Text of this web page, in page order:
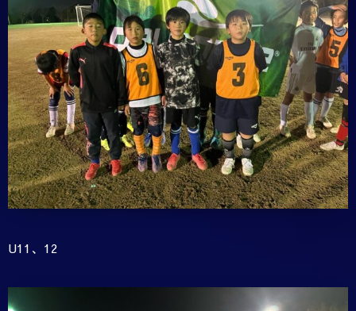
U11、12